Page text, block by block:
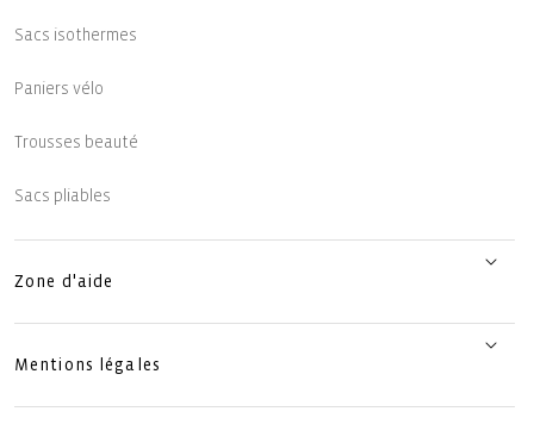
Sacs isothermes
Paniers vélo
Trousses beauté
Sacs pliables
Zone d'aide
Mentions légales